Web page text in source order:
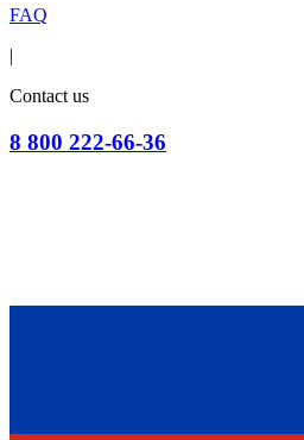
FAQ
|
Contact us
8 800 222-66-36